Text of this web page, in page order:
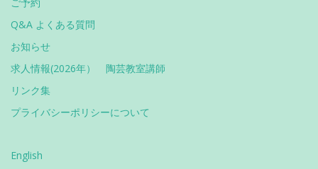
Q&A よくある質問
お知らせ
求人情報(2026年） 陶芸教室講師
リンク集
プライバシーポリシーについて
English